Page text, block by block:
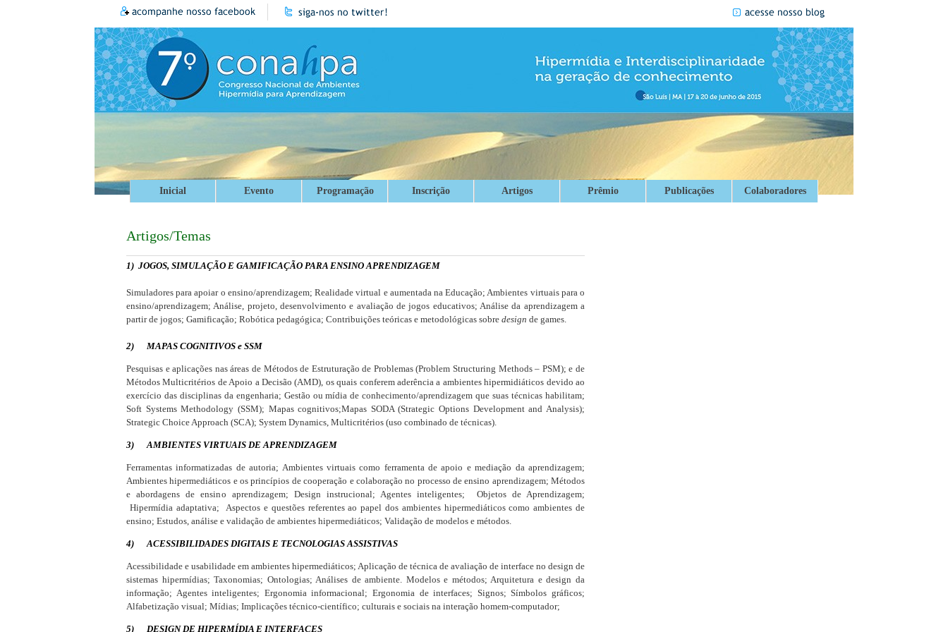
Inicial Evento Programação Inscrição Artigos Prêmio Publicações Colaboradores
Artigos/Temas
1) JOGOS, SIMULAÇÃO E GAMIFICAÇÃO PARA ENSINO APRENDIZAGEM
Simuladores para apoiar o ensino/aprendizagem; Realidade virtual e aumentada na Educação; Ambientes virtuais para o
ensino/aprendizagem; Análise, projeto, desenvolvimento e avaliação de jogos educativos; Análise da aprendizagem a
partir de jogos; Gamificação; Robótica pedagógica; Contribuições teóricas e metodológicas sobre design de games.
2) MAPAS COGNITIVOS e SSM
Pesquisas e aplicações nas áreas de Métodos de Estruturação de Problemas (Problem Structuring Methods – PSM); e de
Métodos Multicritérios de Apoio a Decisão (AMD), os quais conferem aderência a ambientes hipermidiáticos devido ao
exercício das disciplinas da engenharia; Gestão ou mídia de conhecimento/aprendizagem que suas técnicas habilitam;
Soft Systems Methodology (SSM); Mapas cognitivos;Mapas SODA (Strategic Options Development and Analysis);
Strategic Choice Approach (SCA); System Dynamics, Multicritérios (uso combinado de técnicas).
3)AMBIENTES VIRTUAIS DE APRENDIZAGEM
Ferramentas informatizadas de autoria; Ambientes virtuais como ferramenta de apoio e mediação da aprendizagem;
Ambientes hipermediáticos e os princípios de cooperação e colaboração no processo de ensino aprendizagem; Métodos
e abordagens de ensino aprendizagem; Design instrucional; Agentes inteligentes; Objetos de Aprendizagem;
Hipermídia adaptativa; Aspectos e questões referentes ao papel dos ambientes hipermediáticos como ambientes de
ensino; Estudos, análise e validação de ambientes hipermediáticos; Validação de modelos e métodos.
4)ACESSIBILIDADES DIGITAIS E TECNOLOGIAS ASSISTIVAS
Acessibilidade e usabilidade em ambientes hipermediáticos; Aplicação de técnica de avaliação de interface no design de
sistemas hipermídias; Taxonomias; Ontologias; Análises de ambiente. Modelos e métodos; Arquitetura e design da
informação; Agentes inteligentes; Ergonomia informacional; Ergonomia de interfaces; Signos; Símbolos gráficos;
Alfabetização visual; Mídias; Implicações técnico-científico; culturais e sociais na interação homem-computador;
5) DESIGN DE HIPERMÍDIA E INTERFACES